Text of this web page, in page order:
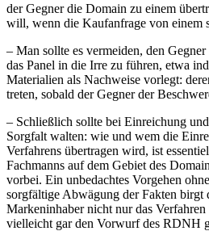
der Gegner die Domain zu einem
will, wenn die Kaufanfrage von einem
– Man sollte es vermeiden, den
das Panel in die Irre zu führen, etwa
Materialien als Nachweise vorlegt:
treten, sobald der Gegner der
– Schließlich sollte bei Einreichung
Sorgfalt walten: wie und wem die
Verfahrens übertragen wird, ist
Fachmanns auf dem Gebiet des
vorbei. Ein unbedachtes Vorgehen
sorgfältige Abwägung der Fakten birgt
Markeninhaber nicht nur das
vielleicht gar den Vorwurf des RDNH